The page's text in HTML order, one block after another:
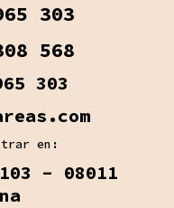
303
568
303
en:
- 08011